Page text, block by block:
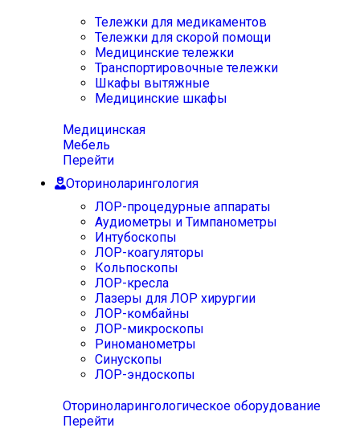
Тележки для медикаментов
Тележки для скорой помощи
Медицинские тележки
Транспортировочные тележки
Шкафы вытяжные
Медицинские шкафы
Медицинская
Мебель
Перейти
Оториноларингология
ЛОР-процедурные аппараты
Аудиометры и Тимпанометры
Интубоскопы
ЛОР-коагуляторы
Кольпоскопы
ЛОР-кресла
Лазеры для ЛОР хирургии
ЛОР-комбайны
ЛОР-микроскопы
Риноманометры
Синускопы
ЛОР-эндоскопы
Оториноларингологическое оборудование
Перейти